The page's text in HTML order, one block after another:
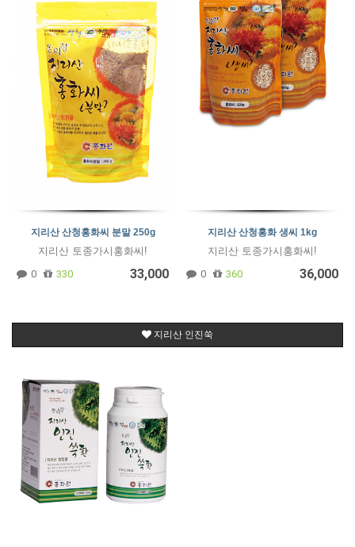
지리산 산청홍화씨 분말 250g
지리산 토종가시홍화씨!
0
330 33,000
지리산 산청홍화 생씨 1kg
지리산 토종가시홍화씨!
0
360 36,000
지리산 인진쑥